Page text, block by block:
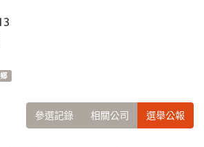
參選記錄 相關公司 選舉公報